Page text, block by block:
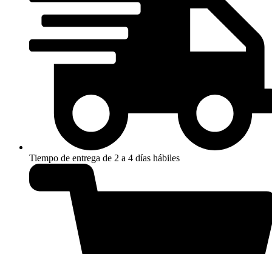
Tiempo de entrega de 2 a 4 días hábiles